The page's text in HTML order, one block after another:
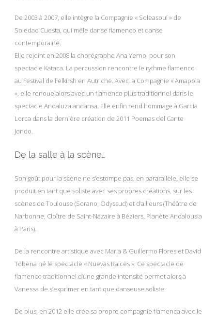
De 2003 à 2007, elle intègre la Compagnie « Soleasoul » de
Soledad Cuesta, qui mêle danse flamenco et danse
contemporaine.
Elle rejoint en 2008 la chorégraphe Ana Yerno, pour son
spectacle Kataca. La percussion rencontre le rythme flamenco
au Festival de Felkirsh en Autriche. Avec la Compagnie « Amapola
», elle renoue alors avec un flamenco plus traditionnel dans le
spectacle Andaluza andansa. Elle enfin rend hommage à Garcia
Lorca dans la dernière création de 2011 Poemas del Cante
Jondo.
De la salle à la scène…
Son goût pour la scène ne s’estompe pas, en pararallèle, elle se
produit en tant que soliste avec ses propres créations, sur les
scènes de Toulouse (Sorano, Odyssud) et d’ailleurs (Théâtre de
Narbonne, Cloître de Saint-Nazaire à Béziers, Planète Andalousia
à Paris).
De la rencontre artistique avec Maria & Guillermo Flores et David
Tobena né le spectacle « Nuevas Raices ». Ce spectacle de
flamenco traditionnel d’une grande intensité permet alors à
Vanessa de s’exprimer en tant que danseuse soliste.
De plus, en 2012 elle crée sa propre compagnie flamenca avec le